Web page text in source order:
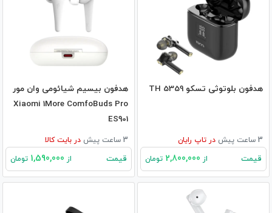
هدفون بلوتوثی تسکو TH 5359
3 ساعت پیش در تاپ رایان
قیمت از تومان
هدفون بیسیم شیائومی وان مور
Xiaomi 1More ComfoBuds Pro
ES901
3 ساعت پیش در بایت کالا
قیمت از تومان